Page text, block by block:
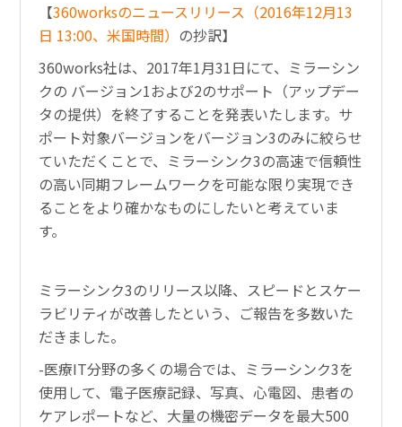
【360worksのニュースリリース（2016年12月13
日 13:00、米国時間） の抄訳】
360works社は、2017年1月31日にて、ミラーシン
クの バージョン1および2のサポート（アップデー
タの提供）を終了することを発表いたします。サ
ポート対象バージョンをバージョン3のみに絞らせ
ていただくことで、ミラーシンク3の高速で信頼性
の高い同期フレームワークを可能な限り実現でき
ることをより確かなものにしたいと考えていま
す。
ミラーシンク3のリリース以降、スピードとスケー
ラビリティが改善したという、ご報告を多数いた
だきました。
-医療IT分野の多くの場合では、ミラーシンク3を
使用して、電子医療記録、写真、心電図、患者の
ケアレポートなど、大量の機密データを最大500